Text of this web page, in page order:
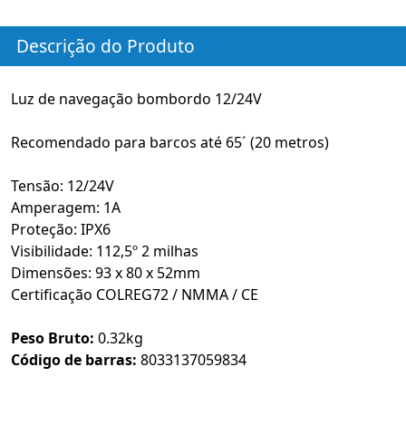
Descrição do Produto
Luz de navegação bombordo 12/24V
Recomendado para barcos até 65´ (20 metros)
Tensão: 12/24V
Amperagem: 1A
Proteção: IPX6
Visibilidade: 112,5º 2 milhas
Dimensões: 93 x 80 x 52mm
Certificação COLREG72 / NMMA / CE
Peso Bruto: 0.32kg
Código de barras: 8033137059834